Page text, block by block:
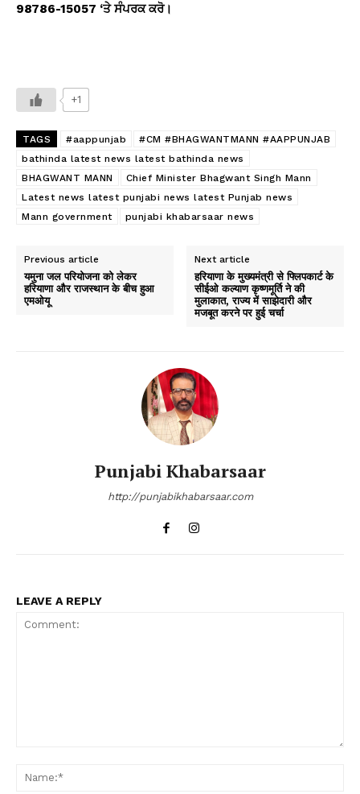
98786-15057 ‘ਤੇ ਸੰਪਰਕ ਕਰੋ।
+1
TAGS #aappunjab
#CM #BHAGWANTMANN #AAPPUNJAB
bathinda latest news latest bathinda news
BHAGWANT MANN
Chief Minister Bhagwant Singh Mann
Latest news latest punjabi news latest Punjab news
Mann government
punjabi khabarsaar news
Previous article
यमुना जल परियोजना को लेकर
हरियाणा और राजस्थान के बीच हुआ
एमओयू
Next article
हरियाणा के मुख्यमंत्री से फ्लिपकार्ट के
सीईओ कल्याण कृष्णमूर्ति ने की
मुलाकात, राज्य में साझेदारी और
मजबूत करने पर हुई चर्चा
Punjabi Khabarsaar
http://punjabikhabarsaar.com
LEAVE A REPLY